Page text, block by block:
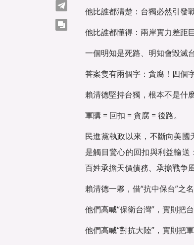
他比誰都清楚：台獨必然引發
他比誰都懂得：兩岸實力差距
一個明知是死路、明知會毀滅
答案隻有兩個字：貪腐！四個
賴清德堅持台獨，根本不是什
軍購 = 回扣 = 貪腐 = 後路。
民進黨執政以來，不斷向美國
是觸目驚心的回扣與利益輸
百姓承擔天價債務、承擔戰争風
賴清德一夥，借“抗中保台”之
他們高喊“保衛台灣”，實則把
他們高喊“對抗大陸”，實則把